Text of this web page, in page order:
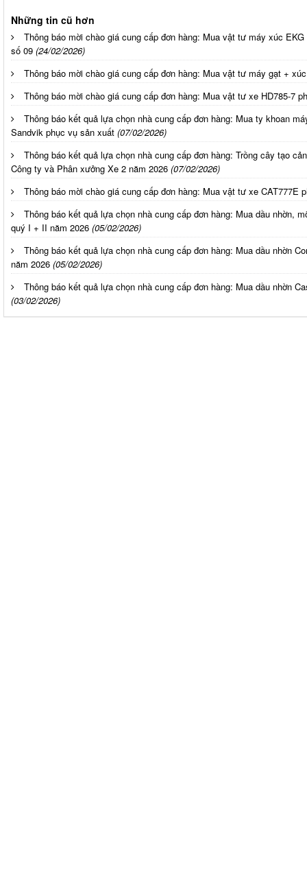
Những tin cũ hơn
Thông báo mời chào giá cung cấp đơn hàng: Mua vật tư máy xúc
số 09 (24/02/2026)
Thông báo mời chào giá cung cấp đơn hàng: Mua vật tư máy gạt +
Thông báo mời chào giá cung cấp đơn hàng: Mua vật tư xe HD785-7
Thông báo kết quả lựa chọn nhà cung cấp đơn hàng: Mua ty khoan
Sandvik phục vụ sản xuất (07/02/2026)
Thông báo kết quả lựa chọn nhà cung cấp đơn hàng: Trồng cây tạo
Công ty và Phân xưởng Xe 2 năm 2026 (07/02/2026)
Thông báo mời chào giá cung cấp đơn hàng: Mua vật tư xe CAT777E
Thông báo kết quả lựa chọn nhà cung cấp đơn hàng: Mua dầu nhờn,
quý I + II năm 2026 (05/02/2026)
Thông báo kết quả lựa chọn nhà cung cấp đơn hàng: Mua dầu nhờn
năm 2026 (05/02/2026)
Thông báo kết quả lựa chọn nhà cung cấp đơn hàng: Mua dầu nhờn
(03/02/2026)